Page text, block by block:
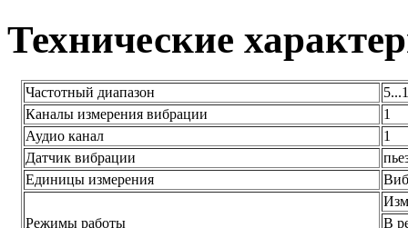
Технические
Частотный диапазон
Каналы измерения вибрации
1
Аудио канал
1
Датчик вибрации
Единицы измерения
Режимы работы
В